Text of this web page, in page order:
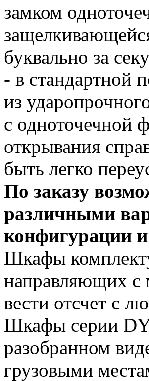
замком
буквально за
- в стандартной
из
с одноточечной
открывания
быть легко
По заказу
различными
конфигурации
Шкафы
направляющих с
вести отсчет с
Шкафы серии
разобранном
грузовыми